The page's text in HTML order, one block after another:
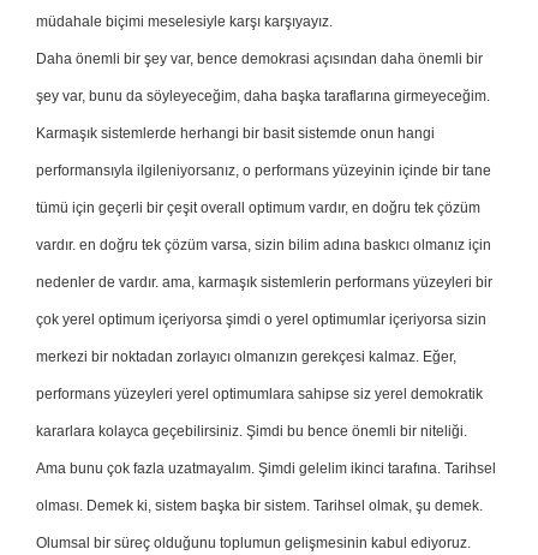
müdahale biçimi meselesiyle karşı karşıyayız.
Daha önemli bir şey var, bence demokrasi açısından daha önemli bir
şey var, bunu da söyleyeceğim, daha başka taraflarına girmeyeceğim.
Karmaşık sistemlerde herhangi bir basit sistemde onun hangi
performansıyla ilgileniyorsanız, o performans yüzeyinin içinde bir tane
tümü için geçerli bir çeşit overall optimum vardır, en doğru tek çözüm
vardır. en doğru tek çözüm varsa, sizin bilim adına baskıcı olmanız için
nedenler de vardır. ama, karmaşık sistemlerin performans yüzeyleri bir
çok yerel optimum içeriyorsa şimdi o yerel optimumlar içeriyorsa sizin
merkezi bir noktadan zorlayıcı olmanızın gerekçesi kalmaz. Eğer,
performans yüzeyleri yerel optimumlara sahipse siz yerel demokratik
kararlara kolayca geçebilirsiniz. Şimdi bu bence önemli bir niteliği.
Ama bunu çok fazla uzatmayalım. Şimdi gelelim ikinci tarafına. Tarihsel
olması. Demek ki, sistem başka bir sistem. Tarihsel olmak, şu demek.
Olumsal bir süreç olduğunu toplumun gelişmesinin kabul ediyoruz.